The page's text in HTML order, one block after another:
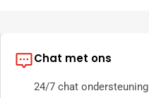
Chat met ons
24/7 chat ondersteuning